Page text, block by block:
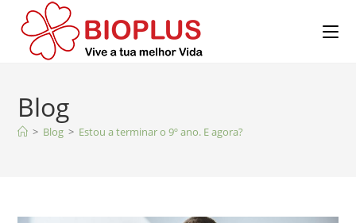
Blog
> Blog > Estou a terminar o 9º ano. E agora?